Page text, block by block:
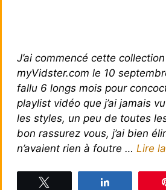
J’ai commencé cette
myVidster.com le 10
fallu 6 longs mois pour
playlist vidéo que j’ai jamais
les styles, un peu de toutes
bon rassurez vous, j’ai bien
n’avaient rien à foutre … Lire